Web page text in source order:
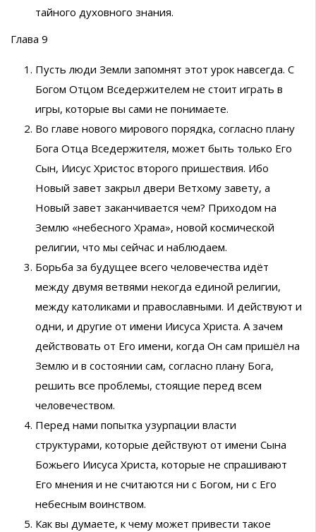
тайного духовного знания.
Глава 9
Пусть люди Земли запомнят этот урок навсегда. С
Богом Отцом Вседержителем не стоит играть в
игры, которые вы сами не понимаете.
Во главе нового мирового порядка, согласно плану
Бога Отца Вседержителя, может быть только Его
Сын, Иисус Христос второго пришествия. Ибо
Новый завет закрыл двери Ветхому завету, а
Новый завет заканчивается чем? Приходом на
Землю «небесного Храма», новой космической
религии, что мы сейчас и наблюдаем.
Борьба за будущее всего человечества идёт
между двумя ветвями некогда единой религии,
между католиками и православными. И действуют и
одни, и другие от имени Иисуса Христа. А зачем
действовать от Его имени, когда Он сам пришёл на
Землю и в состоянии сам, согласно плану Бога,
решить все проблемы, стоящие перед всем
человечеством.
Перед нами попытка узурпации власти
структурами, которые действуют от имени Сына
Божьего Иисуса Христа, которые не спрашивают
Его мнения и не считаются ни с Богом, ни с Его
небесным воинством.
Как вы думаете, к чему может привести такое